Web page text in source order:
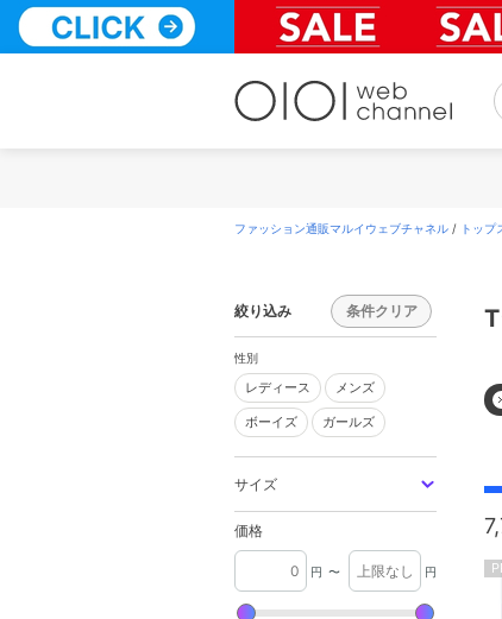
テ
ファッション通販マルイウェブチャネル / トップ
絞り込み 条件クリア
性別
レディース
レディース メンズ
メンズ
ボーイズ
ボーイズ ガールズ
ガールズ
サイズ
価格
円 〜 円